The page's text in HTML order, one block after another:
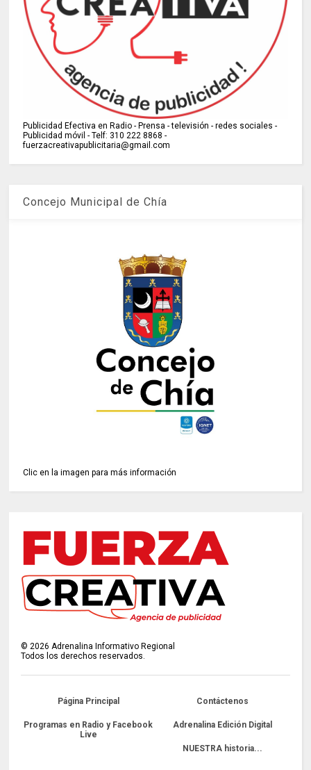
Publicidad Efectiva en Radio - Prensa - televisión - redes sociales -
Publicidad móvil - Telf: 310 222 8868 -
fuerzacreativapublicitaria@gmail.com
Concejo Municipal de Chía
Clic en la imagen para más información
© 2026 Adrenalina Informativo Regional
Todos los derechos reservados.
Página Principal Contáctenos
Programas en Radio y Facebook
Live
Adrenalina Edición Digital
NUESTRA historia...